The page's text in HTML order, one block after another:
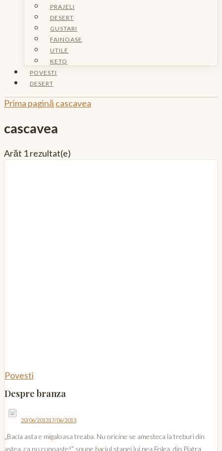
PRAJELI
DESERT
GUSTARI
FAINOASE
UTILE
KETO
POVESTI
DESERT
Prima pagină cascavea
cascavea
Arăt 1 rezultat(e)
Povesti
Despre branza
20/06/201317/06/2013
„Bacia asta e migaloasa treaba. Nu oricine se amesteca la treburi din
astea, ca nu cunoaste!” spune baciul stanei lui nea Folea, din Piatra